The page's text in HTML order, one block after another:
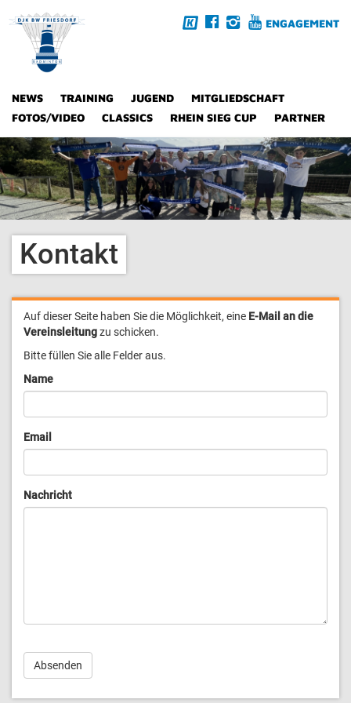
ENGAGEMENT
NEWS TRAINING JUGEND
MITGLIEDSCHAFT
FOTOS/VIDEO
CLASSICS RHEIN SIEG CUP PARTNER
Kontakt
Auf dieser Seite haben Sie die Möglichkeit, eine E-Mail an die
Vereinsleitungzu schicken.
Bitte füllen Sie alle Felder aus.
Name
Email
Nachricht
Absenden